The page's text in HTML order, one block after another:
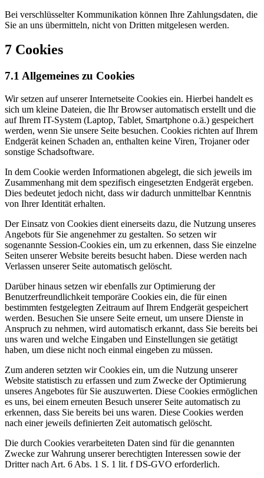
Bei verschlüsselter Kommunikation können Ihre Zahlungsdaten, die
Sie an uns übermitteln, nicht von Dritten mitgelesen werden.
7 Cookies
7.1 Allgemeines zu Cookies
Wir setzen auf unserer Internetseite Cookies ein. Hierbei handelt es
sich um kleine Dateien, die Ihr Browser automatisch erstellt und die
auf Ihrem IT-System (Laptop, Tablet, Smartphone o.ä.) gespeichert
werden, wenn Sie unsere Seite besuchen. Cookies richten auf Ihrem
Endgerät keinen Schaden an, enthalten keine Viren, Trojaner oder
sonstige Schadsoftware.
In dem Cookie werden Informationen abgelegt, die sich jeweils im
Zusammenhang mit dem spezifisch eingesetzten Endgerät ergeben.
Dies bedeutet jedoch nicht, dass wir dadurch unmittelbar Kenntnis
von Ihrer Identität erhalten.
Der Einsatz von Cookies dient einerseits dazu, die Nutzung unseres
Angebots für Sie angenehmer zu gestalten. So setzen wir
sogenannte Session-Cookies ein, um zu erkennen, dass Sie einzelne
Seiten unserer Website bereits besucht haben. Diese werden nach
Verlassen unserer Seite automatisch gelöscht.
Darüber hinaus setzen wir ebenfalls zur Optimierung der
Benutzerfreundlichkeit temporäre Cookies ein, die für einen
bestimmten festgelegten Zeitraum auf Ihrem Endgerät gespeichert
werden. Besuchen Sie unsere Seite erneut, um unsere Dienste in
Anspruch zu nehmen, wird automatisch erkannt, dass Sie bereits bei
uns waren und welche Eingaben und Einstellungen sie getätigt
haben, um diese nicht noch einmal eingeben zu müssen.
Zum anderen setzten wir Cookies ein, um die Nutzung unserer
Website statistisch zu erfassen und zum Zwecke der Optimierung
unseres Angebotes für Sie auszuwerten. Diese Cookies ermöglichen
es uns, bei einem erneuten Besuch unserer Seite automatisch zu
erkennen, dass Sie bereits bei uns waren. Diese Cookies werden
nach einer jeweils definierten Zeit automatisch gelöscht.
Die durch Cookies verarbeiteten Daten sind für die genannten
Zwecke zur Wahrung unserer berechtigten Interessen sowie der
Dritter nach Art. 6 Abs. 1 S. 1 lit. f DS-GVO erforderlich.